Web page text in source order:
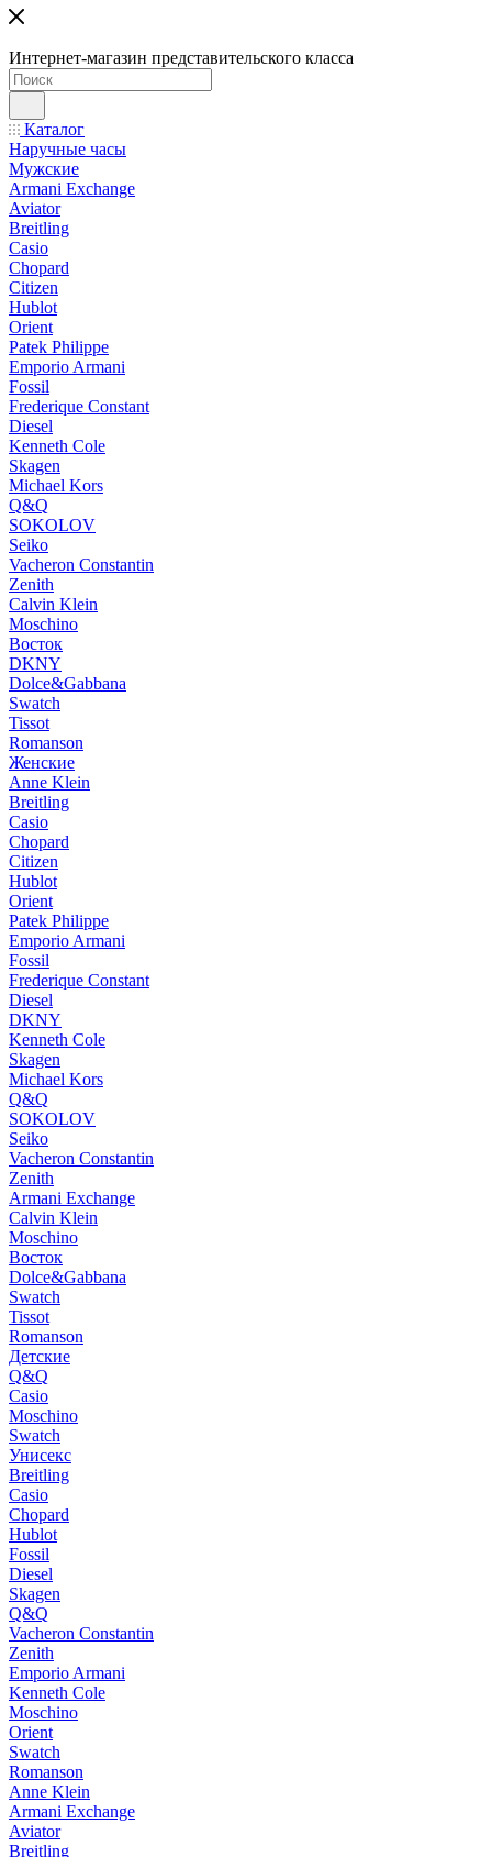
Интернет-магазин представительского класса
Каталог
Наручные часы
Мужские
Armani Exchange
Aviator
Breitling
Casio
Chopard
Citizen
Hublot
Orient
Patek Philippe
Emporio Armani
Fossil
Frederique Constant
Diesel
Kenneth Cole
Skagen
Michael Kors
Q&Q
SOKOLOV
Seiko
Vacheron Constantin
Zenith
Calvin Klein
Moschino
Восток
DKNY
Dolce&Gabbana
Swatch
Tissot
Romanson
Женские
Anne Klein
Breitling
Casio
Chopard
Citizen
Hublot
Orient
Patek Philippe
Emporio Armani
Fossil
Frederique Constant
Diesel
DKNY
Kenneth Cole
Skagen
Michael Kors
Q&Q
SOKOLOV
Seiko
Vacheron Constantin
Zenith
Armani Exchange
Calvin Klein
Moschino
Восток
Dolce&Gabbana
Swatch
Tissot
Romanson
Детские
Q&Q
Casio
Moschino
Swatch
Унисекс
Breitling
Casio
Chopard
Hublot
Fossil
Diesel
Skagen
Q&Q
Vacheron Constantin
Zenith
Emporio Armani
Kenneth Cole
Moschino
Orient
Swatch
Romanson
Anne Klein
Armani Exchange
Aviator
Breitling